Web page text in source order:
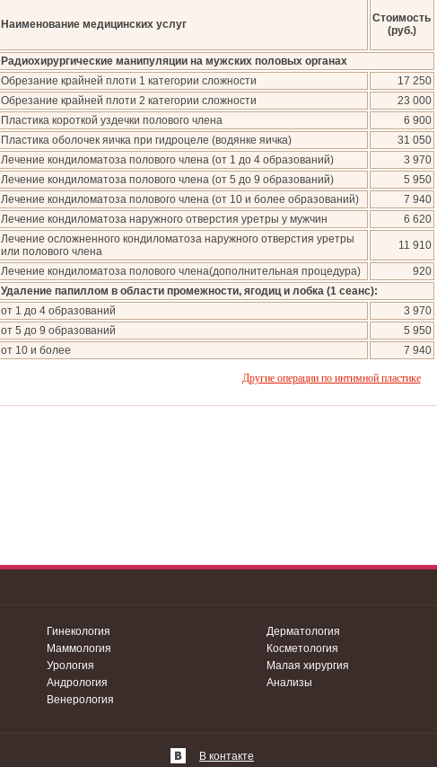
Наименование медицинских услуг
Стоимость
(руб.)
Радиохирургические манипуляции на мужских половых органах
Обрезание крайней плоти 1 категории сложности
17 250
Обрезание крайней плоти 2 категории сложности
23 000
Пластика короткой уздечки полового члена
6 900
Пластика оболочек яичка при гидроцеле (водянке яичка)
31 050
Лечение кондиломатоза полового члена (от 1 до 4 образований)
3 970
Лечение кондиломатоза полового члена (от 5 до 9 образований)
5 950
Лечение кондиломатоза полового члена (от 10 и более образований)
7 940
Лечение кондиломатоза наружного отверстия уретры у мужчин 6 620
Лечение осложненного кондиломатоза наружного отверстия уретры
или полового члена
11 910
Лечение кондиломатоза полового члена(дополнительная процедура)
920
Удаление папиллом в области промежности, ягодиц и лобка (1 сеанс):
от 1 до 4 образований
3 970
от 5 до 9 образований
5 950
от 10 и более 7 940
Другие операции по интимной пластике
Гинекология
Маммология
Урология
Андрология
Венерология
Дерматология
Косметология
Малая хирургия
Анализы
В контакте